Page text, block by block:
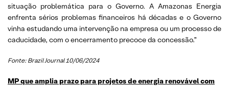
situação problemática para o Governo. A Amazonas Energia
enfrenta sérios problemas financeiros há décadas e o Governo
vinha estudando uma intervenção na empresa ou um processo de
caducidade, com o encerramento precoce da concessão.”
Fonte: Brazil Journal 10/06/2024
MP que amplia prazo para projetos de energia renovável com